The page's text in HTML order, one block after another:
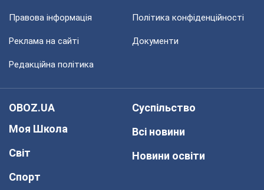
Правова інформація Політика конфіденційності
Реклама на сайті Документи
Редакційна політика
OBOZ.UA
Моя Школа
Світ
Спорт
Суспільство
Всі новини
Новини освіти